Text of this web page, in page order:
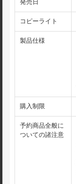
発売日
コピーライト
製品仕様
購入制限
予約商品全般に
ついての諸注意